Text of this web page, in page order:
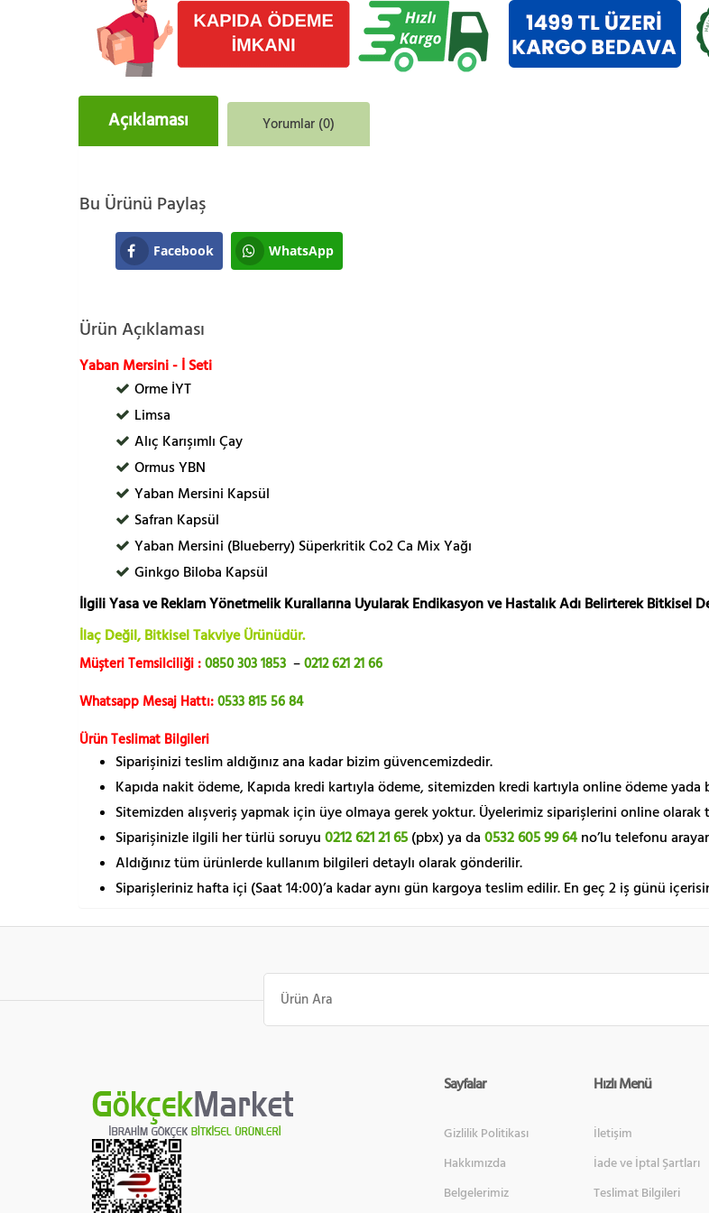
Açıklaması Yorumlar (0)
Bu Ürünü Paylaş
Facebook WhatsApp
Ürün Açıklaması
Yaban Mersini - İ Seti
Orme İYT
Limsa
Alıç Karışımlı Çay
Ormus YBN
Yaban Mersini Kapsül
Safran Kapsül
Yaban Mersini (Blueberry) Süperkritik Co2 Ca Mix Yağı
Ginkgo Biloba Kapsül
İlgili Yasa ve Reklam Yönetmelik Kurallarına Uyularak Endikasyon ve Hastalık Adı Belirterek Bitkisel
İlaç Değil, Bitkisel Takviye Ürünüdür.
Müşteri Temsilciliği :0850 303 1853 –0212 621 21 66
Whatsapp Mesaj Hattı:0533 815 56 84
Ürün Teslimat Bilgileri
Siparişinizi teslim aldığınız ana kadar bizim güvencemizdedir.
Kapıda nakit ödeme, Kapıda kredi kartıyla ödeme, sitemizden kredi kartıyla online ödeme
Sitemizden alışveriş yapmak için üye olmaya gerek yoktur. Üyelerimiz siparişlerini online olarak
Siparişinizle ilgili her türlü soruyu 0212 621 21 65 (pbx) ya da 0532 605 99 64 no’lu telefonu
Aldığınız tüm ürünlerde kullanım bilgileri detaylı olarak gönderilir.
Siparişleriniz hafta içi (Saat 14:00)’a kadar aynı gün kargoya teslim edilir. En geç 2 iş günü
Ara:
Sayfalar
Gizlilik Politikası
Hakkımızda
Belgelerimiz
Hızlı Menü
İletişim
İade ve İptal Şartları
Teslimat Bilgileri